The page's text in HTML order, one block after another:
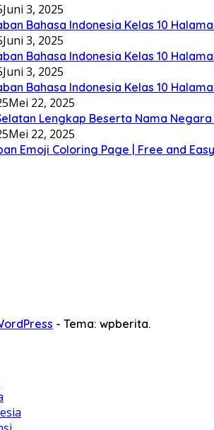
Juni 3, 2025
Bahasa Indonesia Kelas 10
Juni 3, 2025
Bahasa Indonesia Kelas 10
Juni 3, 2025
Bahasa Indonesia Kelas 10
Mei 22, 2025
Lengkap Beserta Nama
Mei 22, 2025
Emoji Coloring Page | Free and
- Tema: wpberita.